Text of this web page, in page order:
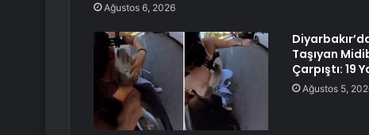
Ağustos 6, 2026
Taşıyan
Çarpıştı: 19
Ağustos 5,